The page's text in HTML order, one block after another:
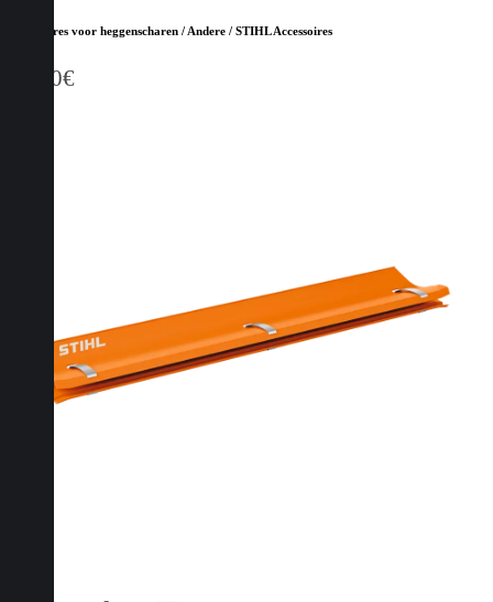
Accessoires voor heggenscharen / Andere / STIHL Accessoires
41,00€